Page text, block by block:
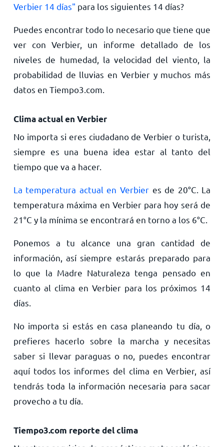
Verbier 14 días" para los siguientes 14 días?
Puedes encontrar todo lo necesario que tiene que
ver con Verbier, un informe detallado de los
niveles de humedad, la velocidad del viento, la
probabilidad de lluvias en Verbier y muchos más
datos en Tiempo3.com.
Clima actual en Verbier
No importa si eres ciudadano de Verbier o turista,
siempre es una buena idea estar al tanto del
tiempo que va a hacer.
La temperatura actual en Verbier es de 20°C . La
temperatura máxima en Verbier para hoy será de
21°C y la mínima se encontrará en torno a los 6°C
Ponemos a tu alcance una gran cantidad de
información, así siempre estarás preparado para
lo que la Madre Naturaleza tenga pensado en
cuanto al clima en Verbier para los próximos 14
días.
No importa si estás en casa planeando tu día, o
prefieres hacerlo sobre la marcha y necesitas
saber si llevar paraguas o no, puedes encontrar
aquí todos los informes del clima en Verbier, así
tendrás toda la información necesaria para sacar
provecho a tu día.
Tiempo3.com reporte del clima